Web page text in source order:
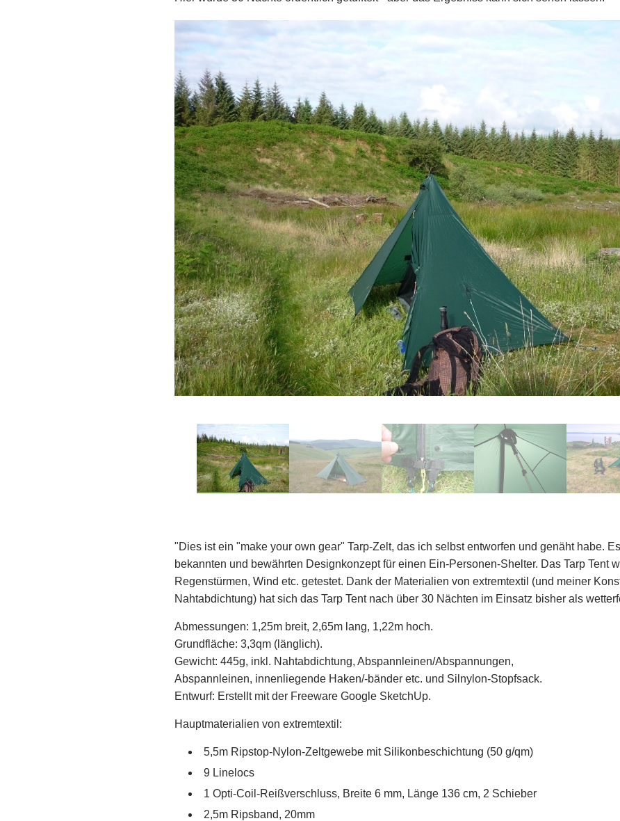
"Dies ist ein "make your own gear" Tarp-Zelt, das ich selbst entworfen und genäht habe.
bekannten und bewährten Designkonzept für einen Ein-Personen-Shelter. Das Tarp Tent
Regenstürmen, Wind etc. getestet. Dank der Materialien von extremtextil (und meiner
Nahtabdichtung) hat sich das Tarp Tent nach über 30 Nächten im Einsatz bisher als
Abmessungen: 1,25m breit, 2,65m lang, 1,22m hoch.
Grundfläche: 3,3qm (länglich).
Gewicht: 445g, inkl. Nahtabdichtung, Abspannleinen/Abspannungen,
Abspannleinen, innenliegende Haken/-bänder etc. und Silnylon-Stopfsack.
Entwurf: Erstellt mit der Freeware Google SketchUp.
Hauptmaterialien von extremtextil:
5,5m Ripstop-Nylon-Zeltgewebe mit Silikonbeschichtung (50 g/qm)
9 Linelocs
1 Opti-Coil-Reißverschluss, Breite 6 mm, Länge 136 cm, 2 Schieber
2,5m Ripsband, 20mm